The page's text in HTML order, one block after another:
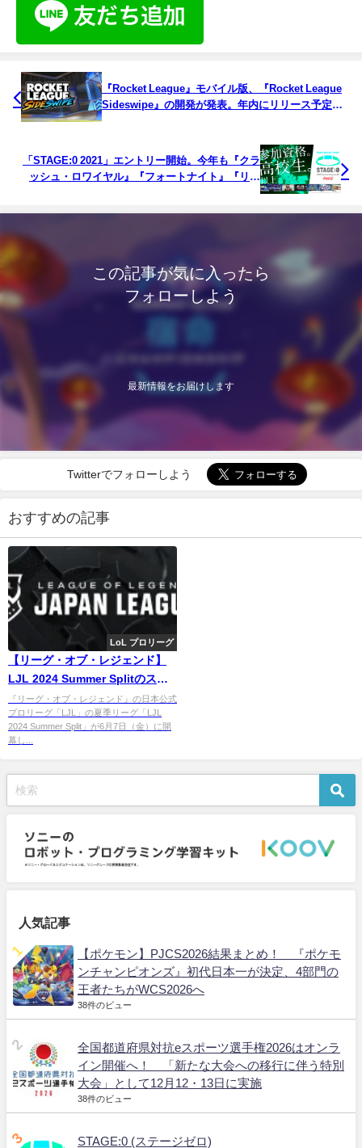
『Rocket League』モバイル版、『Rocket League
Sideswipe』の開発が発表。年内にリリース予定
「STAGE:0 2021」エントリー開始。今年も『クラ
ッシュ・ロワイヤル』『フォートナイト』『リー
この記事が気に入ったら
フォローしよう
最新情報をお届けします
Twitterでフォローしよう
おすすめの記事
LoL プロリーグ
【リーグ・オブ・レジェンド】
LJL 2024 Summer Splitのスケ
ジュールが発表。PCSと世界大
会出場に向けて重要な夏シーズ
ン
『リーグ・オブ・レジェンド』の日本公式
プロリーグ「LJL」の夏季リーグ「LJL
2024 Summer Split」が6月7日（金）に開
幕し...
人気記事
【ポケモン】PJCS2026結果まとめ！ 『ポケモ
ンチャンピオンズ』初代日本一が決定、4部門の
王者たちがWCS2026へ
38件のビュー
全国都道府県対抗eスポーツ選手権2026はオンラ
イン開催へ！ 「新たな大会への移行に伴う特別
大会」として12月12・13日に実施
38件のビュー
STAGE:0 (ステージゼロ)